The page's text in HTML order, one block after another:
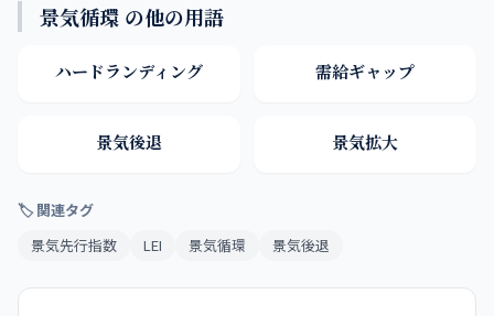
景気循環 の他の用語
ハードランディング 需給ギャップ
景気後退 景気拡大
🏷 関連タグ
景気先行指数
LEI 景気循環 景気後退